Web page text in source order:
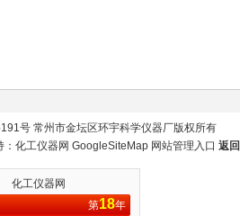
号 常州市金坛区环宇科学仪器厂版权所有
化工仪器网 GoogleSiteMap 网站管理入口 返
化工仪器网
第18年